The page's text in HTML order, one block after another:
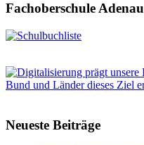
Fachoberschule Adenau
Neueste Beiträge